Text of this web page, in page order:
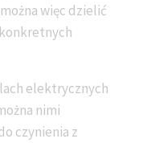
więc dzielić
elektrycznych
nimi
czynienia z